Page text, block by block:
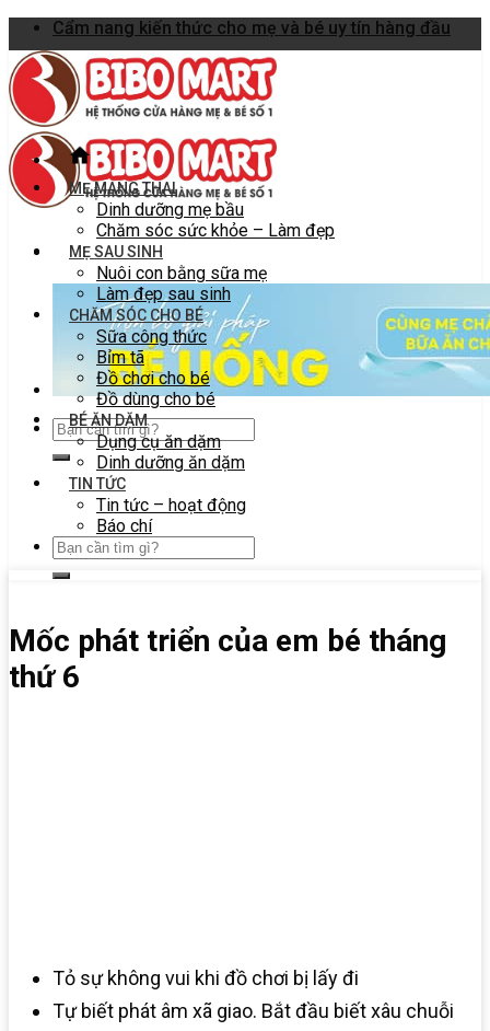
Skip
to
content
Cẩm nang kiến thức cho mẹ và bé uy tín hàng đầu
MẸ MANG THAI
Dinh dưỡng mẹ bầu
Chăm sóc sức khỏe – Làm đẹp
MẸ SAU SINH
Nuôi con bằng sữa mẹ
Làm đẹp sau sinh
CHĂM SÓC CHO BÉ
Sữa công thức
Bỉm tã
Đồ chơi cho bé
Đồ dùng cho bé
BÉ ĂN DẶM
Dụng cụ ăn dặm
Dinh dưỡng ăn dặm
TIN TỨC
Tin tức – hoạt động
Báo chí
Mốc phát triển của em bé tháng
thứ 6
Tỏ sự không vui khi đồ chơi bị lấy đi
Tự biết phát âm xã giao. Bắt đầu biết xâu chuỗi